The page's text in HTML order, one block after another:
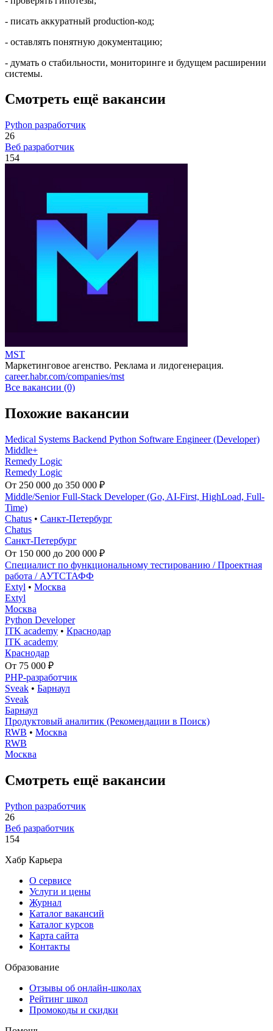
- писать аккуратный production-код;
- оставлять понятную документацию;
- думать о стабильности, мониторинге и будущем расширении
системы.
Смотреть ещё вакансии
Python разработчик
26
Веб разработчик
154
MST
Маркетинговое агенство. Реклама и лидогенерация.
career.habr.com/companies/mst
Все вакансии (0)
Похожие вакансии
Medical Systems Backend Python Software Engineer (Developer)
Middle+
Remedy Logic
Remedy Logic
От 250 000 до 350 000 ₽
Middle/Senior Full-Stack Developer (Go, AI-First, HighLoad, Full-
Time)
Chatus • Санкт-Петербург
Chatus
Санкт-Петербург
От 150 000 до 200 000 ₽
Специалист по функциональному тестированию / Проектная
работа / АУТСТАФФ
Extyl • Москва
Extyl
Москва
Python Developer
ITK academy • Краснодар
ITK academy
Краснодар
От 75 000 ₽
PHP-разработчик
Sveak • Барнаул
Sveak
Барнаул
Продуктовый аналитик (Рекомендации в Поиск)
RWB • Москва
RWB
Москва
Смотреть ещё вакансии
Python разработчик
26
Веб разработчик
154
Хабр Карьера
О сервисе
Услуги и цены
Журнал
Каталог вакансий
Каталог курсов
Карта сайта
Контакты
Образование
Отзывы об онлайн-школах
Рейтинг школ
Промокоды и скидки